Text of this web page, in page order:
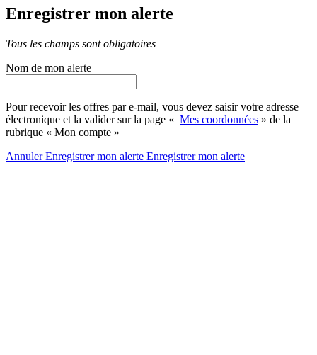
Enregistrer mon alerte
Tous les champs sont obligatoires
Nom de mon alerte
Pour recevoir les offres par e-mail, vous devez saisir votre adresse
électronique et la valider sur la page « Mes coordonnées » de la
rubrique « Mon compte »
AnnulerEnregistrer mon alerte Enregistrermon alerte